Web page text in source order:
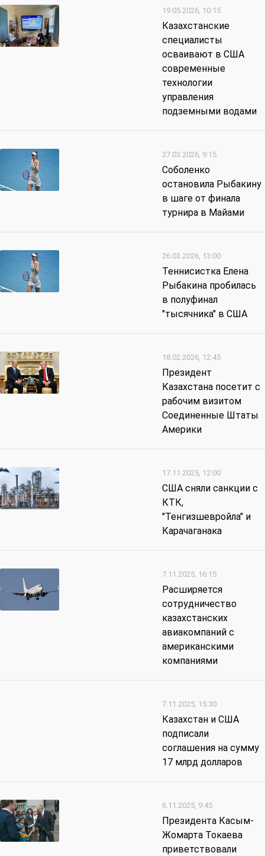
19.05.2026, 10:15
Казахстанские
специалисты
осваивают в США
современные
технологии
управления
подземными водами
27.03.2026, 9:15
Соболенко
остановила Рыбакину
в шаге от финала
турнира в Майами
26.03.2026, 13:00
Теннисистка Елена
Рыбакина пробилась
в полуфинал
"тысячника" в США
18.02.2026, 12:45
Президент
Казахстана посетит с
рабочим визитом
Соединенные Штаты
Америки
17.11.2025, 12:00
США сняли санкции с
КТК,
"Тенгизшевройла" и
Карачаганака
7.11.2025, 16:15
Расширяется
сотрудничество
казахстанских
авиакомпаний с
американскими
компаниями
7.11.2025, 15:30
Казахстан и США
подписали
соглашения на сумму
17 млрд долларов
6.11.2025, 9:45
Президента Касым-
Жомарта Токаева
приветствовали